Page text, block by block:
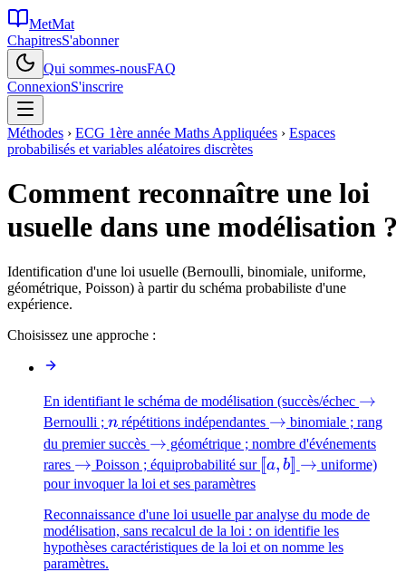
MetMat
ChapitresS'abonner
Qui sommes-nousFAQ
ConnexionS'inscrire
Méthodes › ECG 1ère année Maths Appliquées › Espaces
probabilisés et variables aléatoires discrètes
Comment reconnaître une loi
usuelle dans une modélisation ?
Identification d'une loi usuelle (Bernoulli, binomiale, uniforme,
géométrique, Poisson) à partir du schéma probabiliste d'une
expérience.
Choisissez une approche :
En identifiant le schéma de modélisation (succès/échec \to
→
Bernoulli ; n
n répétitions indépendantes \to
→ binomiale ; rang
du premier succès \to
→ géométrique ; nombre d'événements
rares \to
→ Poisson ; équiprobabilité sur [\!
[[a, b]] \to
→ uniforme)
pour invoquer la loi et ses paramètres
Reconnaissance d'une loi usuelle par analyse du mode de
modélisation, sans recalcul de la loi : on identifie les
hypothèses caractéristiques de la loi et on nomme les
paramètres.